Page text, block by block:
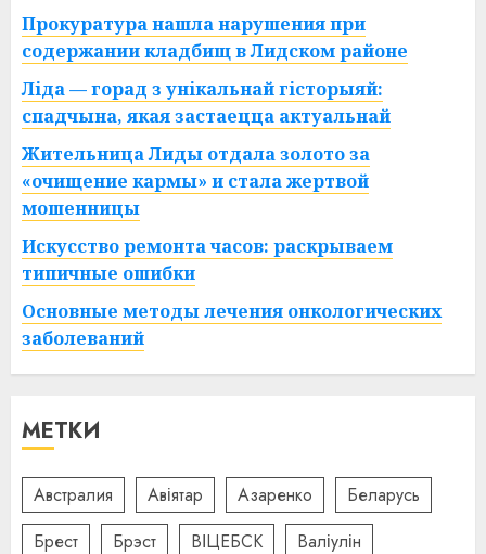
Прокуратура нашла нарушения при
содержании кладбищ в Лидском районе
Ліда — горад з унікальнай гісторыяй:
спадчына, якая застаецца актуальнай
Жительница Лиды отдала золото за
«очищение кармы» и стала жертвой
мошенницы
Искусство ремонта часов: раскрываем
типичные ошибки
Основные методы лечения онкологических
заболеваний
МЕТКИ
Австралия Авіятар Азаренко
Беларусь
Брест
Брэст ВІЦЕБСК
Валіулін